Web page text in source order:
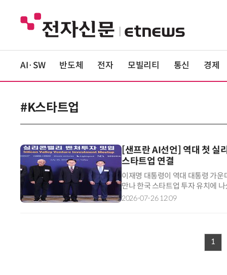
AI·SW 반도체 전자 모빌리티 통신 경제
#K스타트업
[샌프란 AI선언] 역대 첫
스타트업 연결
이재명 대통령이 역대 대통령 가
만나 한국 스타트업 투자 유치에
자'인 앤드리슨 호로위츠(a16z),
2026-07-26 12:09
1